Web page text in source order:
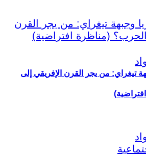
تيغراي: من يجر القرن الإفريقي إلى